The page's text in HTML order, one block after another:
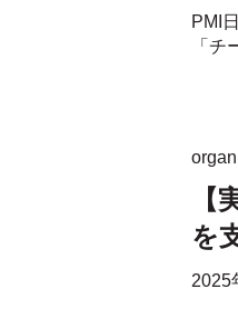
PMI
「
を
2025